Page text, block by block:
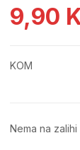
9,90
KOM
Nema na zalihi